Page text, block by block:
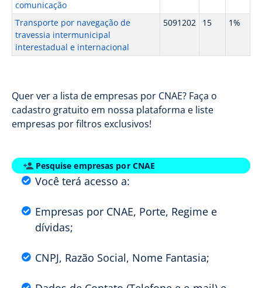
comunicação
Transporte por navegação de
travessia intermunicipal
interestadual e internacional
5091202 15 1%
Quer ver a lista de empresas por CNAE? Faça o
cadastro gratuito em nossa plataforma e liste
empresas por filtros exclusivos!
Pesquise empresas por CNAE
Você terá acesso a:
Empresas por CNAE, Porte, Regime e
dívidas;
CNPJ, Razão Social, Nome Fantasia;